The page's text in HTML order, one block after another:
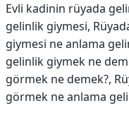
Evli kadinin rüyada
gelinlik giymesi,
giymesi ne anlama
gelinlik giymek ne
görmek ne demek?,
görmek ne anlama